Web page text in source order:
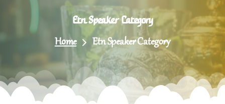
EtnSpeakerCategory
Home Etn Speaker Category